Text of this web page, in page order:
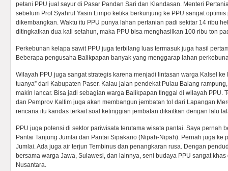
petani PPU jual sayur di Pasar Pandan Sari dan Klandasan. Menteri
sebelum Prof Syahrul Yasin Limpo ketika berkunjung ke PPU sangat
dikembangkan. Waktu itu PPU punya lahan pertanian padi sekitar 14 ribu
ditingkatkan dua kali setahun, maka PPU bisa menghasilkan 100 ribu ton
Perkebunan kelapa sawit PPU juga terbilang luas termasuk juga hasil
Beberapa pengusaha Balikpapan banyak yang menggarap lahan
Wilayah PPU juga sangat strategis karena menjadi lintasan warga Kalsel ke
tuanya” dari Kabupaten Paser. Kalau jalan pendekat Pulau Balang
makin lancar. Bisa jadi sebagian warga Balikpapan tinggal di wilayah PPU.
dan Pemprov Kaltim juga akan membangun jembatan tol dari Lapangan
rencana itu kandas terkait soal ketinggian jembatan dikaitkan dengan lalu
PPU juga potensi di sektor pariwisata terutama wisata pantai. Saya pernah
Pantai Tanjung Jumlai dan Pantai Sipakario (Nipah-Nipah). Pernah juga ke
Jumlai. Ada juga air terjun Tembinus dan penangkaran rusa. Dengan
bersama warga Jawa, Sulawesi, dan lainnya, seni budaya PPU sangat
Nusantara.